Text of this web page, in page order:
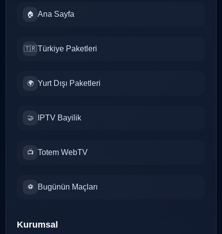
🏠 Ana Sayfa
🇹🇷Türkiye Paketleri
🌍 Yurt Dışı Paketleri
🤝 IPTV Bayilik
📺 Totem WebTV
⚽ Bugünün Maçları
Kurumsal